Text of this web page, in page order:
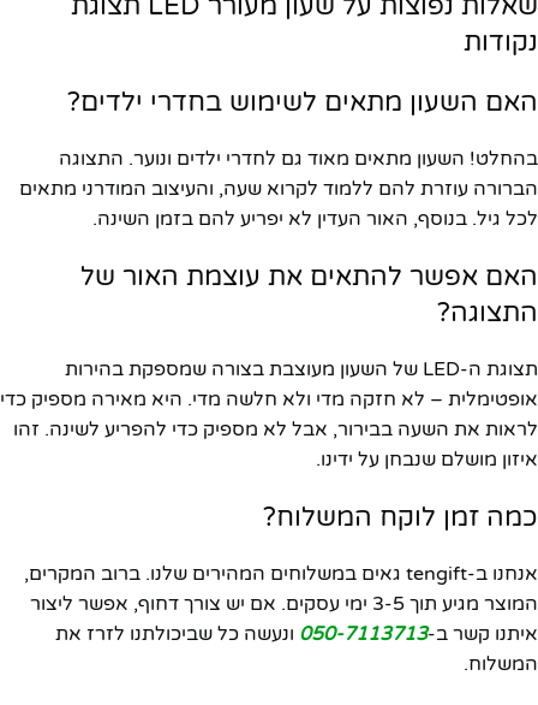
שאלות נפוצות על שעון מעורר LED תצוגת
נקודות
האם השעון מתאים לשימוש בחדרי ילדים?
בהחלט! השעון מתאים מאוד גם לחדרי ילדים ונוער. התצוגה
הברורה עוזרת להם ללמוד לקרוא שעה, והעיצוב המודרני מתאים
לכל גיל. בנוסף, האור העדין לא יפריע להם בזמן השינה.
האם אפשר להתאים את עוצמת האור של
התצוגה?
תצוגת ה-LED של השעון מעוצבת בצורה שמספקת בהירות
אופטימלית – לא חזקה מדי ולא חלשה מדי. היא מאירה מספיק כדי
לראות את השעה בבירור, אבל לא מספיק כדי להפריע לשינה. זהו
איזון מושלם שנבחן על ידינו.
כמה זמן לוקח המשלוח?
אנחנו ב-tengift גאים במשלוחים המהירים שלנו. ברוב המקרים,
המוצר מגיע תוך 3-5 ימי עסקים. אם יש צורך דחוף, אפשר ליצור
איתנו קשר ב-050-7113713 ונעשה כל שביכולתנו לזרז את
המשלוח.